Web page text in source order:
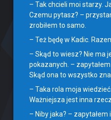
– Tak chcieli moi starzy.
Czemu pytasz? –
zrobiłem to samo.
– Też będę w Kadic.
– Skąd to wiesz? Nie ma
pokazanych. –
Skąd ona to wszystko
– Taka rola moja
Ważniejsza jest inna rzecz.
– Niby jaka? – zapytałem